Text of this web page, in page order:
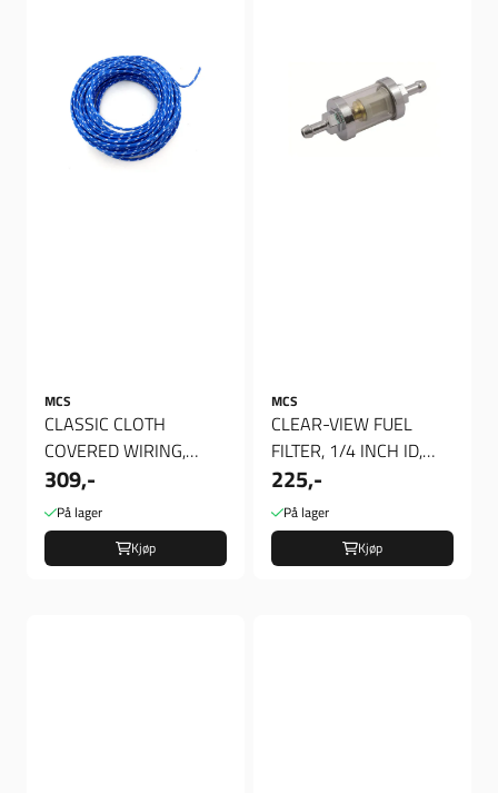
MCS
CLASSIC CLOTH
COVERED WIRING,
25FT. ROLL.
BLUE/WHITE, Ledning
309,-
På lager
Kjøp
MCS
CLEAR-VIEW FUEL
FILTER, 1/4 INCH ID,
Bensinfilter
225,-
På lager
Kjøp